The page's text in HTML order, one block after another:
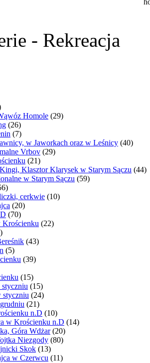
- Rekreacja
Homole (29)
(26)
(7)
w Jaworkach oraz w Leśnicy (40)
Vrbov (29)
(21)
Klasztor Klarysek w Starym Sączu (44)
w Starym Sączu (59)
cerkwie (10)
(20)
(70)
(22)
(43)
(5)
(39)
(15)
(15)
styczniu (24)
(21)
n.D (10)
w Krościenku n.D (14)
Góra Wdżar (20)
Niezgody (80)
Skok (13)
w Czerwcu (11)